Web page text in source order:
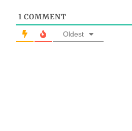
1 COMMENT
Oldest